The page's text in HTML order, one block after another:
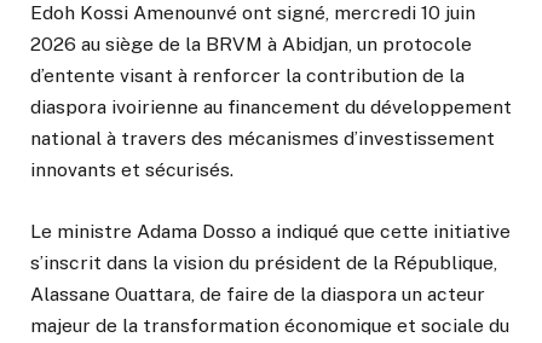
Edoh Kossi Amenounvé ont signé, mercredi 10 juin
2026 au siège de la BRVM à Abidjan, un protocole
d’entente visant à renforcer la contribution de la
diaspora ivoirienne au financement du développement
national à travers des mécanismes d’investissement
innovants et sécurisés.
Le ministre Adama Dosso a indiqué que cette initiative
s’inscrit dans la vision du président de la République,
Alassane Ouattara, de faire de la diaspora un acteur
majeur de la transformation économique et sociale du